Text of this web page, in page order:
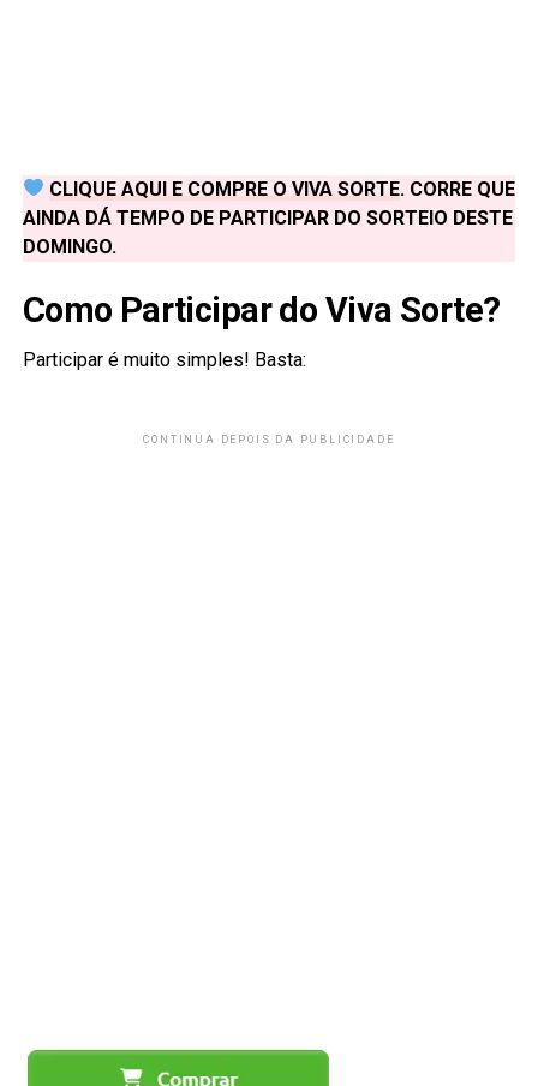
CLIQUE AQUI E COMPRE O VIVA SORTE. CORRE QUE
AINDA DÁ TEMPO DE PARTICIPAR DO SORTEIO DESTE
DOMINGO.
Como Participar do Viva Sorte?
Participar é muito simples! Basta:
CONTINUA DEPOIS DA PUBLICIDADE